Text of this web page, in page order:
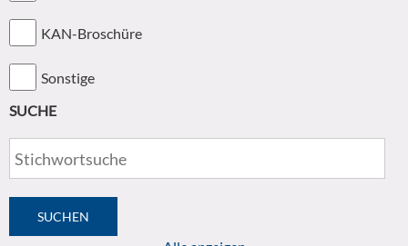
KAN-Broschüre
Sonstige
SUCHE